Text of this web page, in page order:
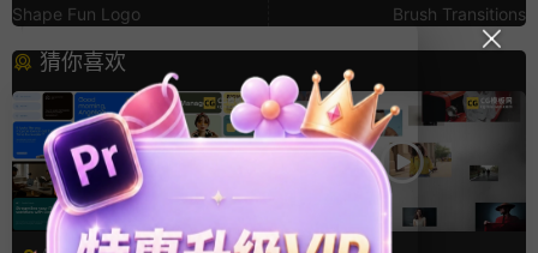
Shape Fun Logo
Brush Transitions
猜你喜欢